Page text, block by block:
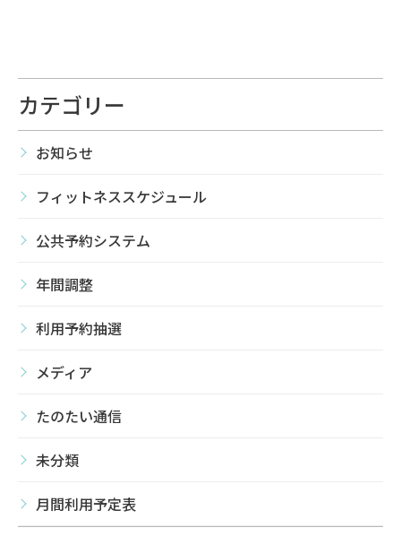
カテゴリー
お知らせ
フィットネススケジュール
公共予約システム
年間調整
利用予約抽選
メディア
たのたい通信
未分類
月間利用予定表